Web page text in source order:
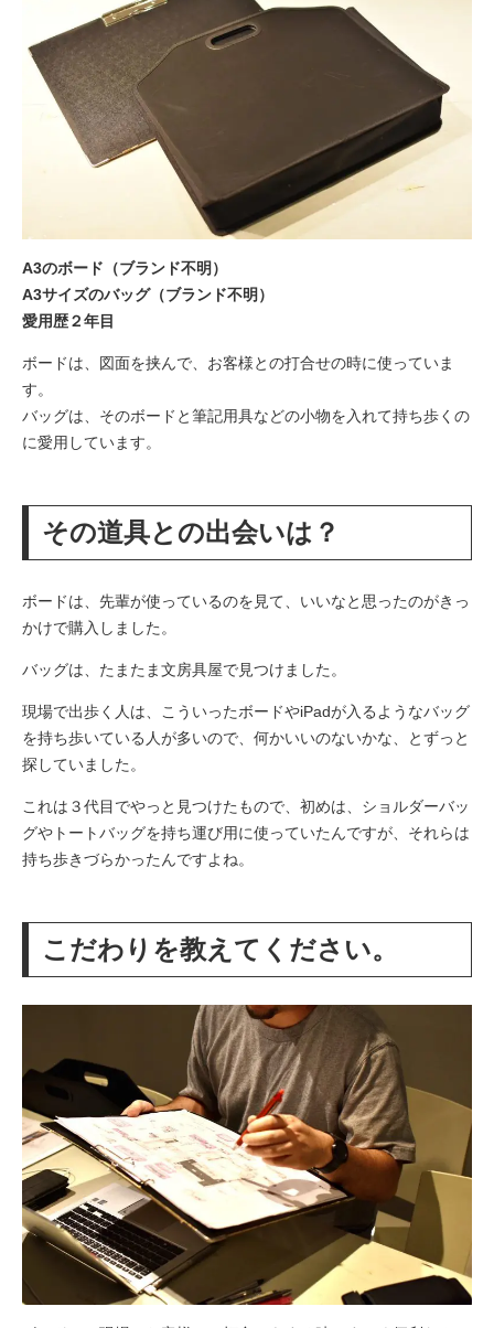
A3のボード（ブランド不明）
A3サイズのバッグ（ブランド不明）
愛用歴２年目
ボードは、図面を挟んで、お客様との打合せの時に使っていま
す。
バッグは、そのボードと筆記用具などの小物を入れて持ち歩くの
に愛用しています。
その道具との出会いは？
ボードは、先輩が使っているのを見て、いいなと思ったのがきっ
かけで購入しました。
バッグは、たまたま文房具屋で見つけました。
現場で出歩く人は、こういったボードやiPadが入るようなバッグ
を持ち歩いている人が多いので、何かいいのないかな、とずっと
探していました。
これは３代目でやっと見つけたもので、初めは、ショルダーバッ
グやトートバッグを持ち運び用に使っていたんですが、それらは
持ち歩きづらかったんですよね。
こだわりを教えてください。